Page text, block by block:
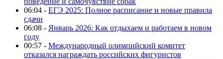
06:04 - ЕГЭ 2025: Полное расписание и новые правила
сдачи
06:08 - Январь 2026: Как отдыхаем и работаем в новом
году
00:57 - Международный олимпийский комитет
отказался награждать российских фигуристов